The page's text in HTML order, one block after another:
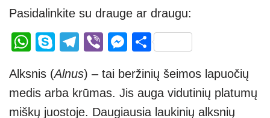
Pasidalinkite su drauge ar draugu:
W
at
s
S
p
e
T
e
gr
Vi
er
M
ss
e
S
ar
e
Alksnis (Alnus) – tai beržinių šeimos lapuočių
medis arba krūmas. Jis auga vidutinių platumų
miškų juostoje. Daugiausia laukinių alksnių